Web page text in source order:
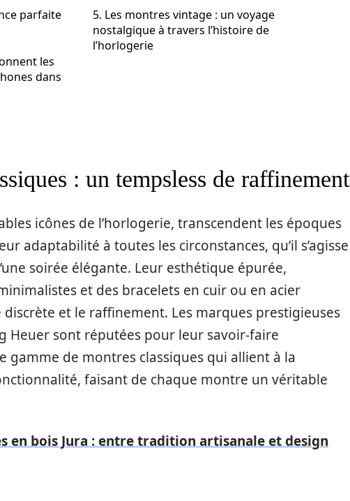
parfaite
les
dans
5. Les montres vintage : un voyage
nostalgique à travers l’histoire de
l’horlogerie
: un tempsless de raffinement
icônes de l’horlogerie, transcendent les époques
adaptabilité à toutes les circonstances, qu’il s’agisse
soirée élégante. Leur esthétique épurée,
et des bracelets en cuir ou en acier
discrète et le raffinement. Les marques prestigieuses
Heuer sont réputées pour leur savoir-faire
gamme de montres classiques qui allient à la
faisant de chaque montre un véritable
en bois Jura : entre tradition artisanale et design